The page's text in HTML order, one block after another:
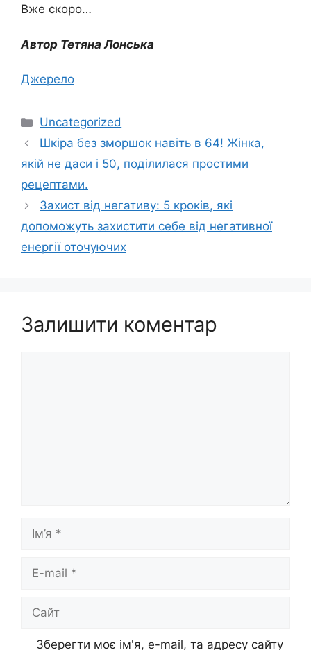
Вже скоро…
Автор Тетяна Лонська
Джерело
Категорії
Uncategorized
Шкіра без зморшок навіть в 64! Жінка,
якій не даси і 50, поділилася простими
рецептами.
Захист від негативу: 5 кроків, які
допоможуть захистити себе від негативної
енергії оточуючих
Залишити коментар
Ім’я
Сайт
Зберегти моє ім'я, e-mail, та адресу сайту